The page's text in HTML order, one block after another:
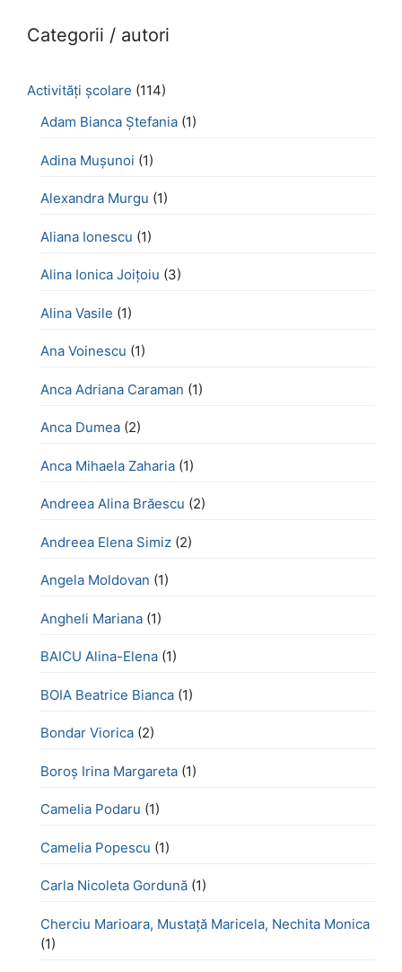
Categorii / autori
Activităţi şcolare (114)
Adam Bianca Ștefania (1)
Adina Mușunoi (1)
Alexandra Murgu (1)
Aliana Ionescu (1)
Alina Ionica Joițoiu (3)
Alina Vasile (1)
Ana Voinescu (1)
Anca Adriana Caraman (1)
Anca Dumea (2)
Anca Mihaela Zaharia (1)
Andreea Alina Brăescu (2)
Andreea Elena Simiz (2)
Angela Moldovan (1)
Angheli Mariana (1)
BAICU Alina-Elena (1)
BOIA Beatrice Bianca (1)
Bondar Viorica (2)
Boroş Irina Margareta (1)
Camelia Podaru (1)
Camelia Popescu (1)
Carla Nicoleta Gordună (1)
Cherciu Marioara, Mustață Maricela, Nechita Monica
(1)